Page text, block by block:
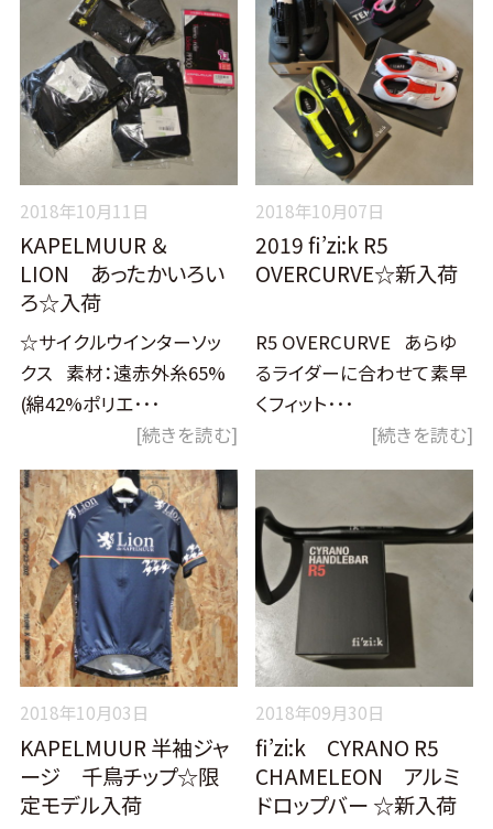
2018年10月11日
KAPELMUUR ＆
LION あったかいろい
ろ☆入荷
☆サイクルウインターソッ
クス 素材：遠赤外糸65%
(綿42%ポリエ･･･
[続きを読む]
2018年10月07日
2019 fi’zi:k R5
OVERCURVE☆新入荷
R5 OVERCURVE あらゆ
るライダーに合わせて素早
くフィット･･･
[続きを読む]
2018年10月03日
KAPELMUUR 半袖ジャ
ージ 千鳥チップ☆限
定モデル入荷
2018年09月30日
fi’zi:k CYRANO R5
CHAMELEON アルミ
ドロップバー ☆新入荷